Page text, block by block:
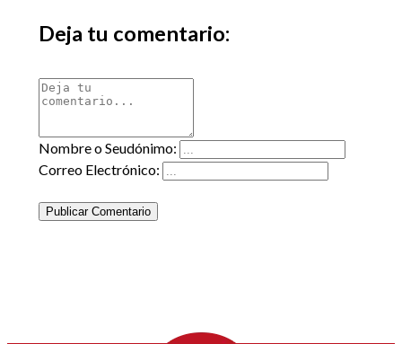
Deja tu comentario:
Nombre o Seudónimo:
Correo Electrónico:
Publicar Comentario